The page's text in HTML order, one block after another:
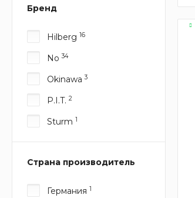
Бренд
Hilberg 16
No34
Okinawa3
P.I.T. 2
Sturm 1
Страна производитель
Германия 1